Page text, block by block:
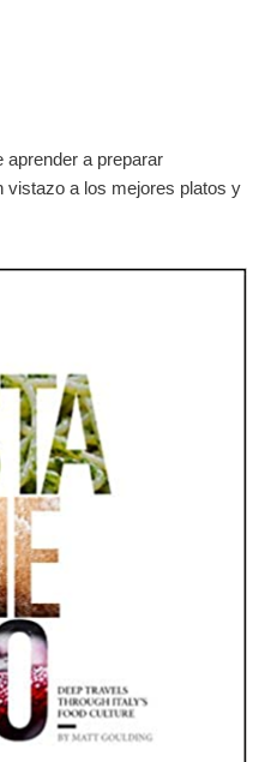
aprender a preparar
vistazo a los mejores platos y